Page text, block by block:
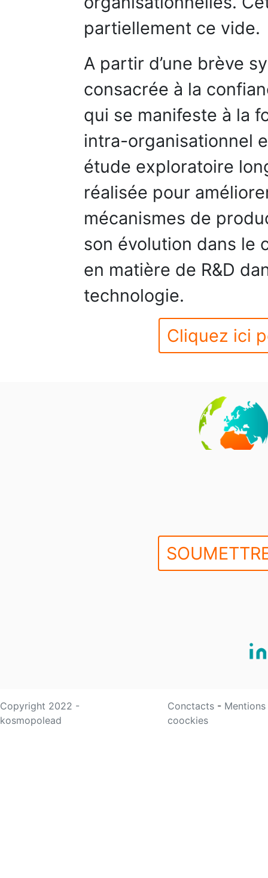
partiellement ce vide.
A partir d’une brève
consacrée à la
qui se manifeste à la
intra-organisationnel
étude exploratoire
réalisée pour
mécanismes de
son évolution dans le
en matière de R&D
technologie.
Cliquez ici
Copyright 2022 -
kosmopolead
Conctacts -
coockies